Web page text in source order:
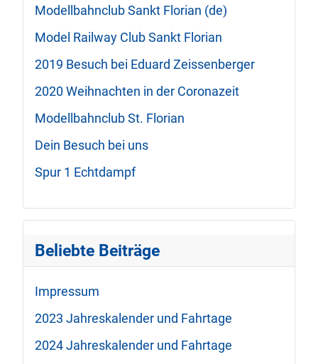
Modellbahnclub Sankt Florian (de)
Model Railway Club Sankt Florian
2019 Besuch bei Eduard Zeissenberger
2020 Weihnachten in der Coronazeit
Modellbahnclub St. Florian
Dein Besuch bei uns
Spur 1 Echtdampf
Beliebte Beiträge
Impressum
2023 Jahreskalender und Fahrtage
2024 Jahreskalender und Fahrtage